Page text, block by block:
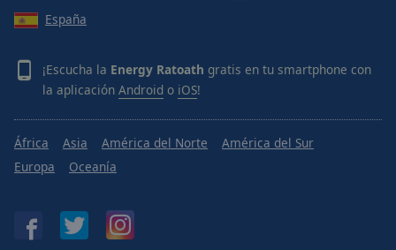
España
¡Escucha la Energy Ratoath gratis en tu smartphone con
la aplicación Android o iOS!
África Asia América del Norte
América del Sur
Europa
Oceanía